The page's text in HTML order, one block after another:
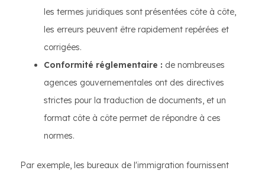
les termes juridiques sont présentées côte à côte,
les erreurs peuvent être rapidement repérées et
corrigées.
Conformité réglementaire : de nombreuses
agences gouvernementales ont des directives
strictes pour la traduction de documents, et un
format côte à côte permet de répondre à ces
normes.
Par exemple, les bureaux de l'immigration fournissent